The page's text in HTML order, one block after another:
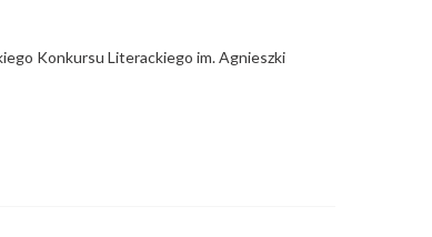
Konkursu Literackiego im. Agnieszki